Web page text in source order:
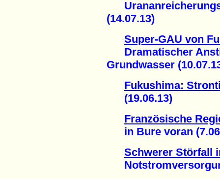
(14.07.13)
Super-GAU von
Dramatischer
Grundwasser
Fukushima:
(19.06.13)
Französische
in Bure voran
Schwerer Störfall